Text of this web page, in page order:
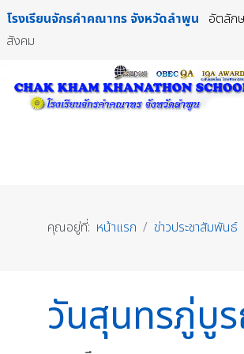
โรงเรียนจักรคำคณาทร จังหวัดลำพูน อัตลัก
สังคม
คุณอยู่ที่: หน้าแรก ข่าวประชาสัมพันธ์
วันสุนทรภู่บู